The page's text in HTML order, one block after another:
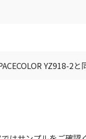
YZ918-2と